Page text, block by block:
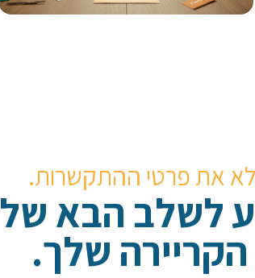
את פרטי ההתקשרות.
לשלב הבא של
שלך.